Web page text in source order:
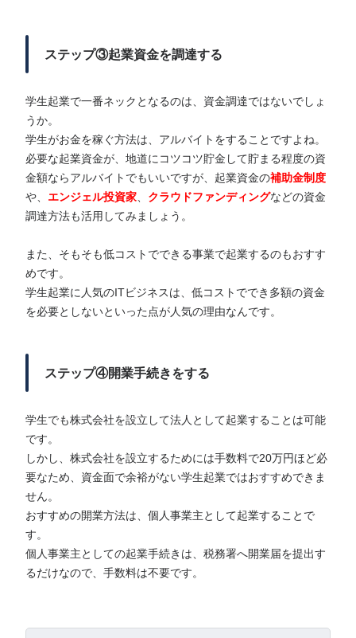
ステップ③起業資金を調達する
学生起業で一番ネックとなるのは、資金調達ではないでしょ
うか。
学生がお金を稼ぐ方法は、アルバイトをすることですよね。
必要な起業資金が、地道にコツコツ貯金して貯まる程度の資
金額ならアルバイトでもいいですが、起業資金の補助金制度
や、 エンジェル投資家 クラウドファンディングなどの資金
調達方法も活用してみましょう。
また、そもそも低コストでできる事業で起業するのもおすす
めです。
学生起業に人気のITビジネスは、低コストででき多額の資金
を必要としないといった点が人気の理由なんです。
ステップ④開業手続きをする
学生でも株式会社を設立して法人として起業することは可能
です。
しかし、株式会社を設立するためには手数料で20万円ほど必
要なため、資金面で余裕がない学生起業ではおすすめできま
せん。
おすすめの開業方法は、個人事業主として起業することで
す。
個人事業主としての起業手続きは、税務署へ開業届を提出す
るだけなので、手数料は不要です。